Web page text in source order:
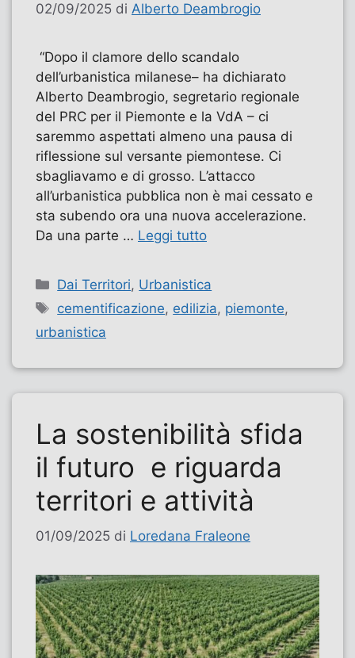
02/09/2025 di Alberto Deambrogio
“Dopo il clamore dello scandalo
dell’urbanistica milanese– ha dichiarato
Alberto Deambrogio, segretario regionale
del PRC per il Piemonte e la VdA – ci
saremmo aspettati almeno una pausa di
riflessione sul versante piemontese. Ci
sbagliavamo e di grosso. L’attacco
all’urbanistica pubblica non è mai cessato e
sta subendo ora una nuova accelerazione.
Da una parte … Leggi tutto
Categorie
Dai Territori, Urbanistica
Tag
cementificazione, edilizia, piemonte,
urbanistica
La sostenibilità sfida
il futuro e riguarda
territori e attività
01/09/2025 di Loredana Fraleone